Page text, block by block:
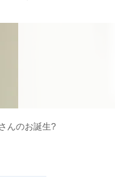
んのお誕生?